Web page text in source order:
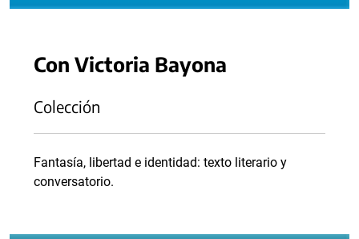
Con Victoria Bayona
Colección
Fantasía, libertad e identidad: texto literario y
conversatorio.